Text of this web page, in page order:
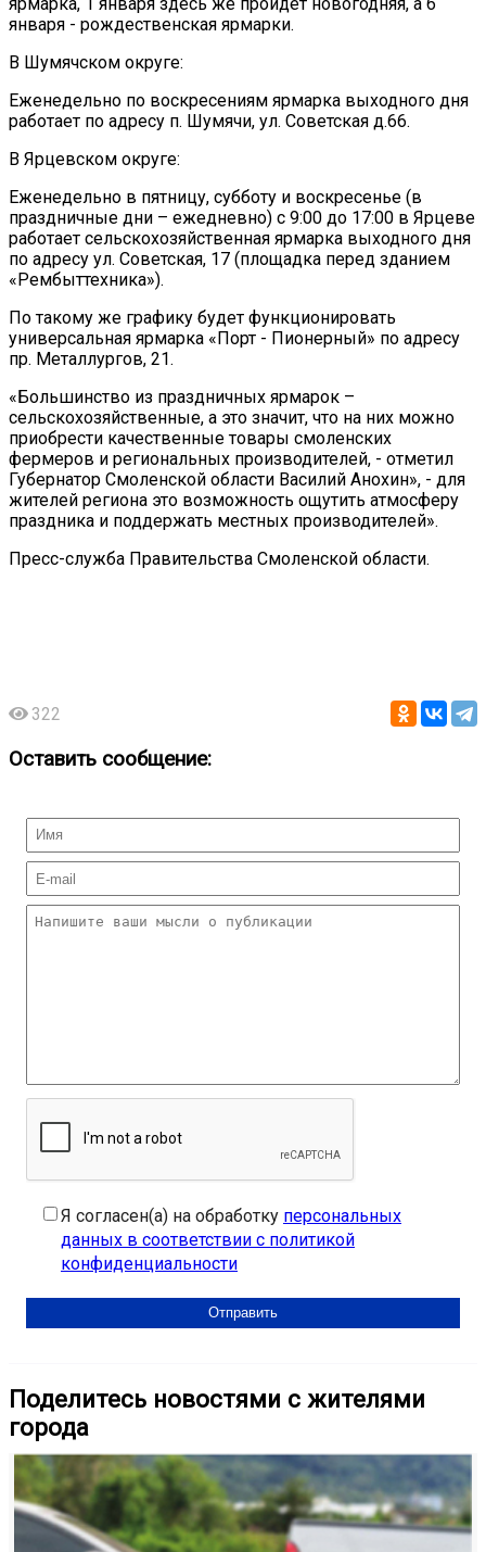
ярмарка, 1 января здесь же пройдет новогодняя, а 6
января - рождественская ярмарки.
В Шумячском округе:
Еженедельно по воскресениям ярмарка выходного дня
работает по адресу п. Шумячи, ул. Советская д.66.
В Ярцевском округе:
Еженедельно в пятницу, субботу и воскресенье (в
праздничные дни – ежедневно) с 9:00 до 17:00 в Ярцеве
работает сельскохозяйственная ярмарка выходного дня
по адресу ул. Советская, 17 (площадка перед зданием
«Рембыттехника»).
По такому же графику будет функционировать
универсальная ярмарка «Порт - Пионерный» по адресу
пр. Металлургов, 21.
«Большинство из праздничных ярмарок –
сельскохозяйственные, а это значит, что на них можно
приобрести качественные товары смоленских
фермеров и региональных производителей, - отметил
Губернатор Смоленской области Василий Анохин», - для
жителей региона это возможность ощутить атмосферу
праздника и поддержать местных производителей».
Пресс-служба Правительства Смоленской области.
322
Оставить сообщение:
Я согласен(а) на обработку персональных
данных в соответствии с политикой
конфиденциальности
Поделитесь новостями с жителями
города